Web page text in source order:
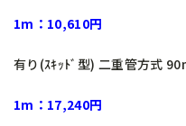
1m：10,610円
有り(ｽｷｯﾄﾞ型) 二重管方式
1m：17,240円